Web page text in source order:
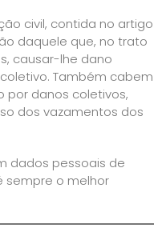
civil, contida no artigo
daquele que, no trato
causar-lhe dano
Também cabem
por danos coletivos,
dos vazamentos dos
dados pessoais de
sempre o melhor